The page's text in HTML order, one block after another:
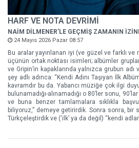
HARF VE NOTA DEVRİMİ
NAİM DİLMENER'LE GEÇMİŞ ZAMANIN
24 Mayıs 2026 Pazar 08:57
Bu aralar yayınlanan iyi (ve güzel ve farklı
üçünün ortak noktası isimleri; albümler
ve Gripin’in kapaklarında yalnızca grubun adı
şey adlı adınca: “Kendi Adını Taşıyan İlk
kavramdır bu da. Yabancı müziğe çok ilgi
bulunamadığı-alınamadığı o 80’ler sonu,
ve buna benzer tamlamalara sıklıkla
biliyoruz,” demeye getirirdik. Sonra sonra, bir
Türkçeleştirdik ve (‘ilk’ ya da değil) “kendi